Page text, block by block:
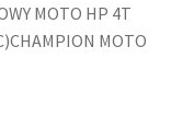
MOTO HP 4T
MOTO